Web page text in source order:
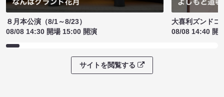
８月本公演（8/1～8/23）
08/08 14:30 開場 15:00 開演
大喜利ズンドコ
08/08 14:40 開
サイトを閲覧する